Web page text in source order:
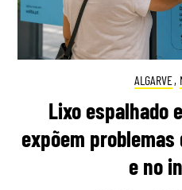
ALGARVE,
Lixo espalhado
expõem problemas
e no